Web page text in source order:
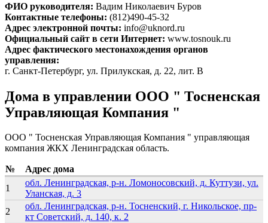
ФИО руководителя: Вадим Николаевич Буров
Контактные телефоны: (812)490-45-32
Адрес электронной почты: info@uknord.ru
Официальный сайт в сети Интернет: www.tosnouk.ru
Адрес фактического местонахождения органов
управления:
г. Санкт-Петербург, ул. Прилукская, д. 22, лит. В
Дома в управлении OOO " Тосненская
Управляющая Компания "
OOO " Тосненская Управляющая Компания " управляющая
компания ЖКХ Ленинградская область.
№
Адрес дома
1
обл. Ленинградская, р-н. Ломоносовский, д. Куттузи, ул.
Уланская, д. 3
2
обл. Ленинградская, р-н. Тосненский, г. Никольское, пр-
кт Советский, д. 140, к. 2